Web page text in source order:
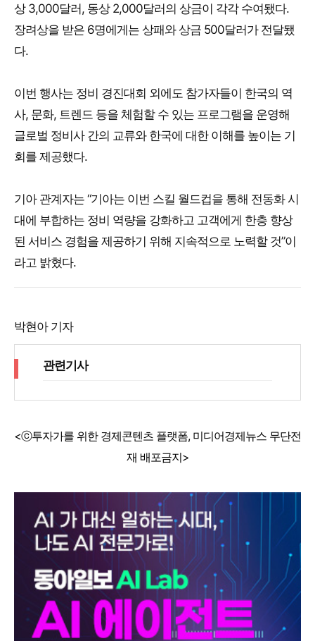
상 3,000달러, 동상 2,000달러의 상금이 각각 수여됐다.
장려상을 받은 6명에게는 상패와 상금 500달러가 전달됐
다.
이번 행사는 정비 경진대회 외에도 참가자들이 한국의 역
사, 문화, 트렌드 등을 체험할 수 있는 프로그램을 운영해
글로벌 정비사 간의 교류와 한국에 대한 이해를 높이는 기
회를 제공했다.
기아 관계자는 “기아는 이번 스킬 월드컵을 통해 전동화 시
대에 부합하는 정비 역량을 강화하고 고객에게 한층 향상
된 서비스 경험을 제공하기 위해 지속적으로 노력할 것”이
라고 밝혔다.
박현아 기자
관련기사
<ⓒ투자가를 위한 경제콘텐츠 플랫폼, 미디어경제뉴스 무단전
재 배포금지>